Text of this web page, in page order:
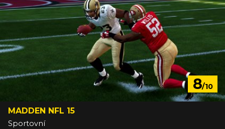
8/10
MADDEN NFL 15
Sportovní